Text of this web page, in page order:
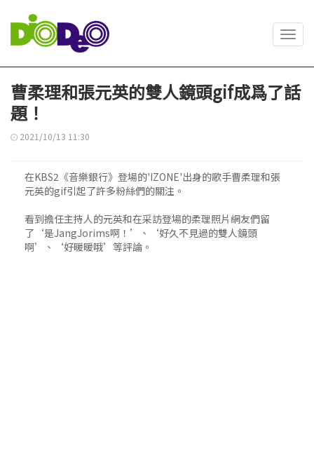
曹柔理和張元英的雙人鏡頭gif成爲了話
題！
2021/10/13 11:30
在KBS2《音樂銀行》登場的'IZONE'出身的歌手曹柔理和張
元英的gif引起了許多粉絲們的關注。
看到擔任主持人的元英和在采訪登場的柔理照片網友們留
了‘是JangJorims啊！’、‘好久不見過的雙人鏡頭
啊’、‘好暖暖哦’等評論。